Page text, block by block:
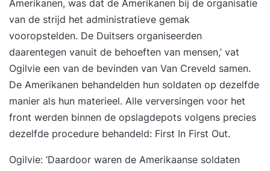
op de praktijk en veiligheid. Wijzen cursisten op
gevaren en leren ze ten alle tijden goed om zich
heen te kijken. Door de uitgekiende en
didactische opbouw van de cursus in 2
aaneengesloten dagen (07.00 - 14.30 uur) zijn
ook de onervaren reachtruckchauffeurs in staat
om aan het eind van de opleiding veilig en
verantwoord met de reachtruck te rijden en het
Elektropallettruck en stapelaar vormen een vast
Amerikanen, was dat de Amerikanen bij de organisatie
van de strijd het administratieve gemak
vooropstelden. De Duitsers organiseerden
daarentegen vanuit de behoeften van mensen,’ vat
Ogilvie een van de bevinden van Van Creveld samen.
De Amerikanen behandelden hun soldaten op dezelfde
manier als hun materieel. Alle verversingen voor het
front werden binnen de opslagdepots volgens precies
dezelfde procedure behandeld: First In First Out.
Ogilvie: ‘Daardoor waren de Amerikaanse soldaten